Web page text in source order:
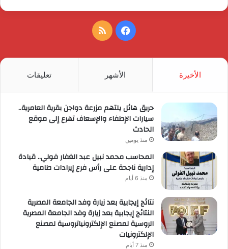
فيسبوكملخص
الأخيرة الأشهر تعليقات
حريق هائل يلتهم مزرعة دواجن بقرية العامرية..
سيارات الإطفاء والإسعاف تهرع إلى موقع
الحادث
منذ يومين
المحاسب محمد نبيل عبد الغفار فولي.. قيادة
إدارية ناجحة على رأس فرع إيرادات طامية
منذ 6 أيام
نتائج إيجابية بعد زيارة وفد الجامعة المصرية
النتائج إيجابية بعد زيارة وفد الجامعة المصرية
الروسية لمصنع الإلكترونياتروسية لمصنع
الإلكترونيات
منذ 7 أيام